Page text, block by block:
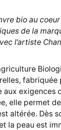
bio au
de la
l’artiste
exigences
elle permet
altérée. Dès
la peau est